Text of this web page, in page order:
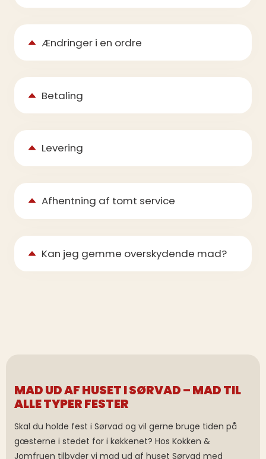
Ændringer i en ordre
Betaling
Levering
Afhentning af tomt service
Kan jeg gemme overskydende mad?
MAD UD AF HUSET I SØRVAD – MAD TIL
ALLE TYPER FESTER
Skal du holde fest i Sørvad og vil gerne bruge tiden på
gæsterne i stedet for i køkkenet? Hos Kokken &
Jomfruen tilbyder vi mad ud af huset Sørvad med